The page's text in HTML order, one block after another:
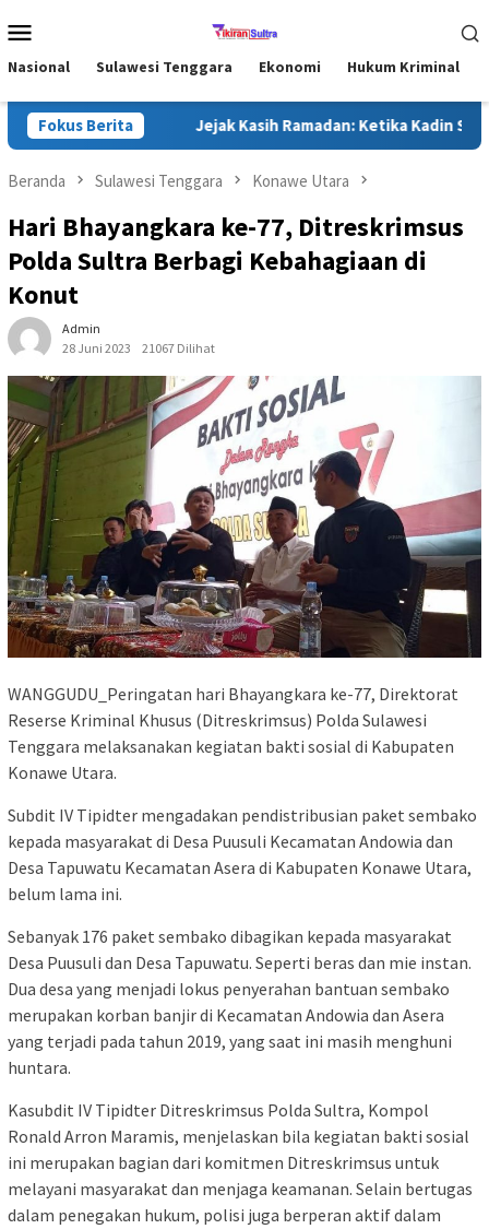
ke
Mobile
Nasional Sulawesi Tenggara Ekonomi Hukum Kriminal
Fokus Berita Jejak Kasih Ramadan: Ketika Kadin Sultra
Beranda Sulawesi Tenggara Konawe Utara
Hari Bhayangkara ke-77, Ditreskrimsus
Polda Sultra Berbagi Kebahagiaan di
Konut
Admin
28 Juni 2023
21067 Dilihat
WANGGUDU_Peringatan hari Bhayangkara ke-77, Direktorat
Reserse Kriminal Khusus (Ditreskrimsus) Polda Sulawesi
Tenggara melaksanakan kegiatan bakti sosial di Kabupaten
Konawe Utara.
Subdit IV Tipidter mengadakan pendistribusian paket sembako
kepada masyarakat di Desa Puusuli Kecamatan Andowia dan
Desa Tapuwatu Kecamatan Asera di Kabupaten Konawe Utara,
belum lama ini.
Sebanyak 176 paket sembako dibagikan kepada masyarakat
Desa Puusuli dan Desa Tapuwatu. Seperti beras dan mie instan.
Dua desa yang menjadi lokus penyerahan bantuan sembako
merupakan korban banjir di Kecamatan Andowia dan Asera
yang terjadi pada tahun 2019, yang saat ini masih menghuni
huntara.
Kasubdit IV Tipidter Ditreskrimsus Polda Sultra, Kompol
Ronald Arron Maramis, menjelaskan bila kegiatan bakti sosial
ini merupakan bagian dari komitmen Ditreskrimsus untuk
melayani masyarakat dan menjaga keamanan. Selain bertugas
dalam penegakan hukum, polisi juga berperan aktif dalam